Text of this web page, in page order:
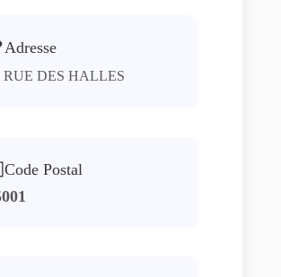
Adresse
RUE DES HALLES
Code Postal